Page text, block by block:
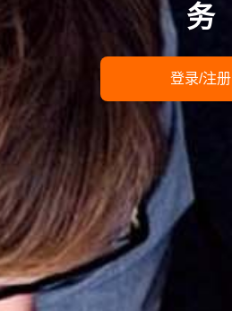
务
登录/注册